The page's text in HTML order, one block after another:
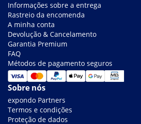
Informações sobre a entrega
Rastreio da encomenda
A minha conta
Devolução & Cancelamento
Garantia Premium
FAQ
Métodos de pagamento seguros
Sobre nós
expondo Partners
Termos e condições
Proteção de dados